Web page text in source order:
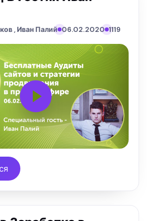
, Иван Палий 06.02.2020 1119